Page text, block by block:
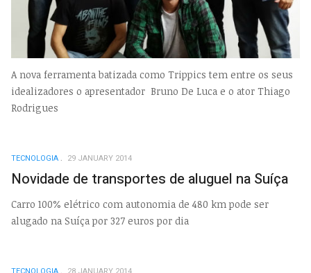
A nova ferramenta batizada como Trippics tem entre os seus
idealizadores o apresentador Bruno De Luca e o ator Thiago
Rodrigues
TECNOLOGIA 29 JANUARY 2014
Novidade de transportes de aluguel na Suíça
Carro 100% elétrico com autonomia de 480 km pode ser
alugado na Suíça por 327 euros por dia